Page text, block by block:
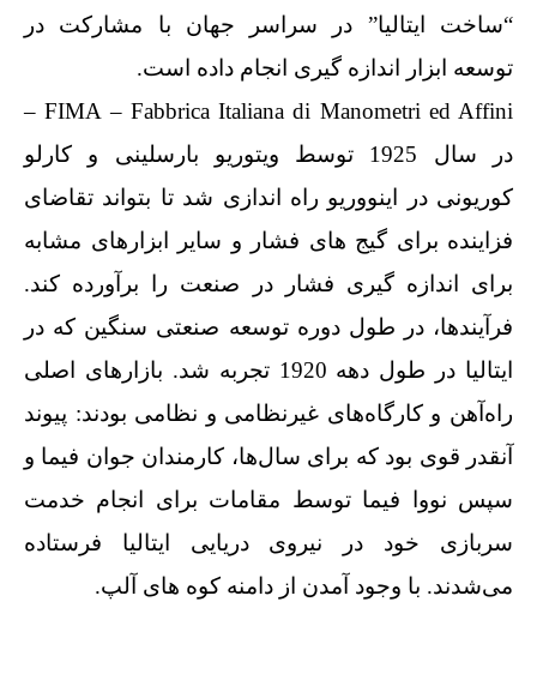
“ساخت ایتالیا” در سراسر جهان با مشارکت در
توسعه ابزار اندازه گیری انجام داده است.
FIMA – Fabbrica Italiana di Manometri ed Affini –
در سال 1925 توسط ویتوریو بارسلینی و کارلو
کوریونی در اینووریو راه اندازی شد تا بتواند تقاضای
فزاینده برای گیج های فشار و سایر ابزارهای مشابه
برای اندازه گیری فشار در صنعت را برآورده کند.
فرآیندها، در طول دوره توسعه صنعتی سنگین که در
ایتالیا در طول دهه 1920 تجربه شد. بازارهای اصلی
راه‌آهن و کارگاه‌های غیرنظامی و نظامی بودند: پیوند
آنقدر قوی بود که برای سال‌ها، کارمندان جوان فیما و
سپس نووا فیما توسط مقامات برای انجام خدمت
سربازی خود در نیروی دریایی ایتالیا فرستاده
می‌شدند. با وجود آمدن از دامنه کوه های آلپ.